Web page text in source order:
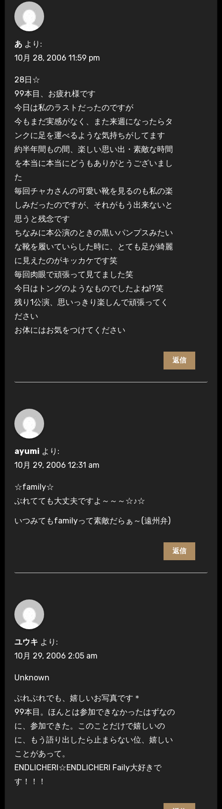
あ より:
10月 28, 2006 11:59 pm
28日☆
99本目、お疲れ様です
今日は私のラストだったのですが
今もまだ実感がなく、また来週になったらタ
ンクに足を運べるような気持ちがしてます
約半年間もの間、楽しい思い出・素敵な時間
を本当に本当にどうもありがとうございまし
た
毎回チャカさんの可愛い靴を見るのも私の楽
しみだったのですが、それがもう出来ないと
思うと残念です
ちなみに本公演のときの黒いパンプスみたい
な靴を履いていらした時に、とても足が綺麗
に見えたのがキッカケです笑
毎回肉眼で頑張って見てました笑
今日はトングのようなものでしたよね!?笑
残り1公演、思いっきり楽しんで頑張ってく
ださい
お体にはお気をつけてください
返信
ayumi より:
10月 29, 2006 12:31 am
☆family☆
ぶれてても大丈夫ですよ～～～☆♪☆
いつみてもfamilyって素敵だらぁ～(遠州弁)
返信
ユウキ より:
10月 29, 2006 2:05 am
Unknown
ぶれぶれでも、嬉しいお写真です＊
99本目。ほんとは参加できなかったはずなの
に、参加できた。このことだけで嬉しいの
に、もう語り出したら止まらない位、嬉しい
ことがあって。
ENDLICHERI☆ENDLICHERI Faily大好きで
す！！！